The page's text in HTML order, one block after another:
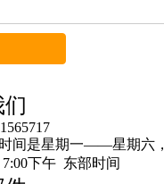
间是星期一——星期六，
7:00下午 东部时间